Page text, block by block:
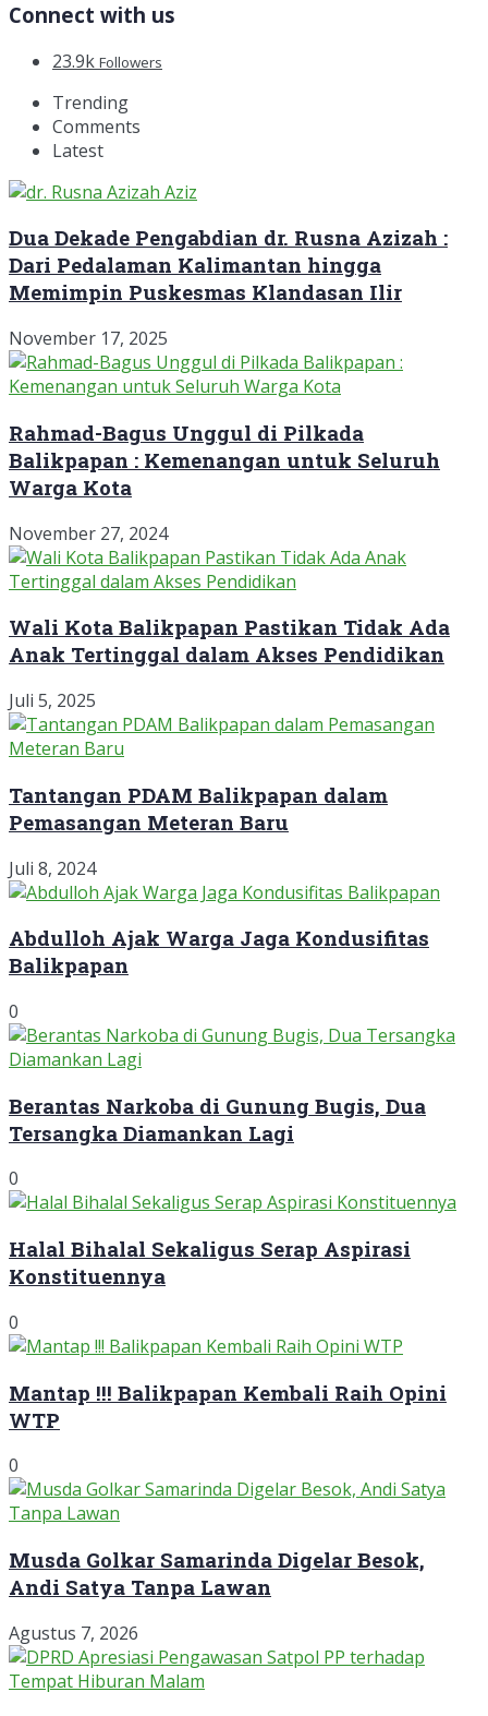
Connect with us
23.9k Followers
Trending
Comments
Latest
Dua Dekade Pengabdian dr. Rusna Azizah :
Dari Pedalaman Kalimantan hingga
Memimpin Puskesmas Klandasan Ilir
November 17, 2025
Rahmad-Bagus Unggul di Pilkada
Balikpapan : Kemenangan untuk Seluruh
Warga Kota
November 27, 2024
Wali Kota Balikpapan Pastikan Tidak Ada
Anak Tertinggal dalam Akses Pendidikan
Juli 5, 2025
Tantangan PDAM Balikpapan dalam
Pemasangan Meteran Baru
Juli 8, 2024
Abdulloh Ajak Warga Jaga Kondusifitas
Balikpapan
0
Berantas Narkoba di Gunung Bugis, Dua
Tersangka Diamankan Lagi
0
Halal Bihalal Sekaligus Serap Aspirasi
Konstituennya
0
Mantap !!! Balikpapan Kembali Raih Opini
WTP
0
Musda Golkar Samarinda Digelar Besok,
Andi Satya Tanpa Lawan
Agustus 7, 2026